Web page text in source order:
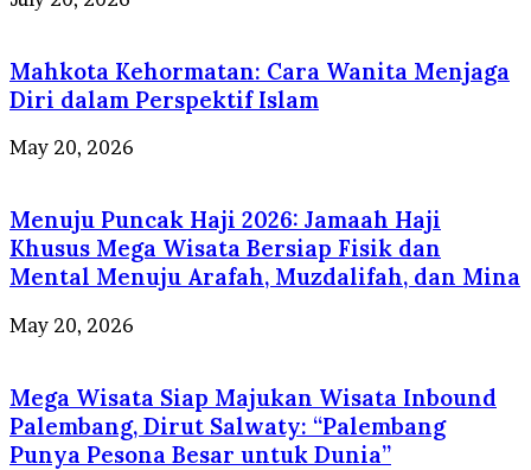
Mahkota Kehormatan: Cara Wanita Menjaga
Diri dalam Perspektif Islam
May 20, 2026
Menuju Puncak Haji 2026: Jamaah Haji
Khusus Mega Wisata Bersiap Fisik dan
Mental Menuju Arafah, Muzdalifah, dan Mina
May 20, 2026
Mega Wisata Siap Majukan Wisata Inbound
Palembang, Dirut Salwaty: “Palembang
Punya Pesona Besar untuk Dunia”